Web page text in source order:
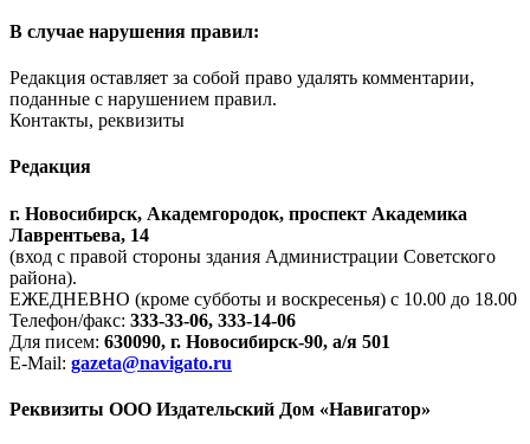
В случае нарушения правил:
Редакция оставляет за собой право удалять комментарии,
поданные с нарушением правил.
Контакты, реквизиты
Редакция
г. Новосибирск, Академгородок, проспект Академика
Лаврентьева, 14
(вход с правой стороны здания Администрации Советского
района).
ЕЖЕДНЕВНО (кроме субботы и воскресенья) с 10.00 до 18.00
Телефон/факс: 333-33-06, 333-14-06
Для писем: 630090, г. Новосибирск-90, а/я 501
E-Mail: gazeta@navigato.ru
Реквизиты ООО Издательский Дом «Навигатор»